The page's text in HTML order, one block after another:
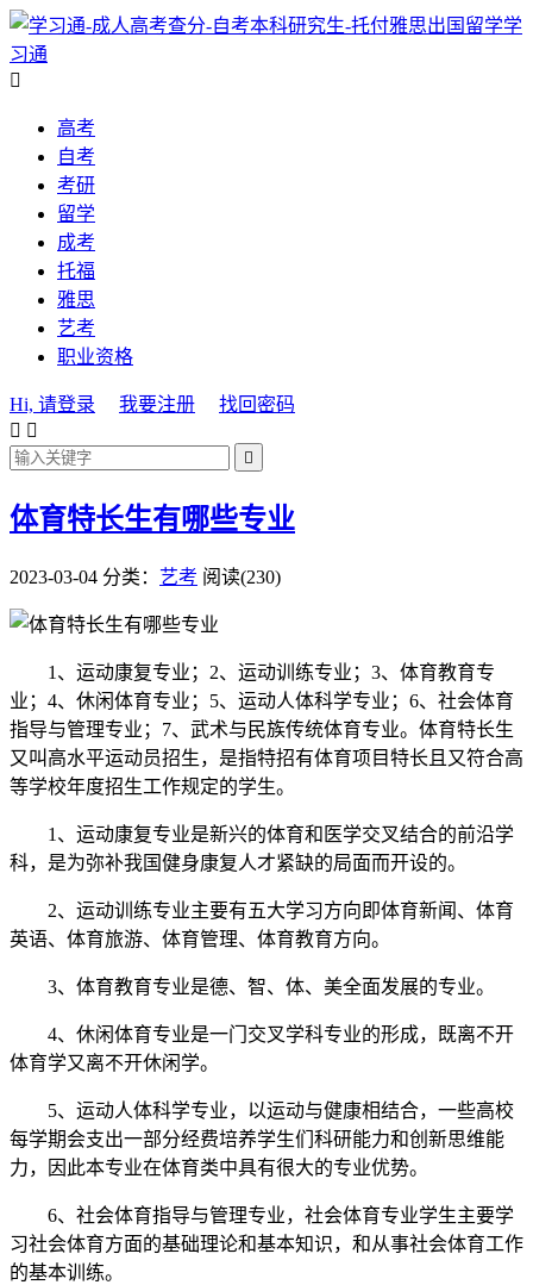
学
习通

高考
自考
考研
留学
成考
托福
雅思
艺考
职业资格
Hi, 请登录 我要注册
找回密码
 

体育特长生有哪些专业
2023-03-04 分类： 艺考 阅读(230)
1、运动康复专业；2、运动训练专业；3、体育教育专
业；4、休闲体育专业；5、运动人体科学专业；6、社会体育
指导与管理专业；7、武术与民族传统体育专业。体育特长生
又叫高水平运动员招生，是指特招有体育项目特长且又符合高
等学校年度招生工作规定的学生。
1、运动康复专业是新兴的体育和医学交叉结合的前沿学
科，是为弥补我国健身康复人才紧缺的局面而开设的。
2、运动训练专业主要有五大学习方向即体育新闻、体育
英语、体育旅游、体育管理、体育教育方向。
3、体育教育专业是德、智、体、美全面发展的专业。
4、休闲体育专业是一门交叉学科专业的形成，既离不开
体育学又离不开休闲学。
5、运动人体科学专业，以运动与健康相结合，一些高校
每学期会支出一部分经费培养学生们科研能力和创新思维能
力，因此本专业在体育类中具有很大的专业优势。
6、社会体育指导与管理专业，社会体育专业学生主要学
习社会体育方面的基础理论和基本知识，和从事社会体育工作
的基本训练。